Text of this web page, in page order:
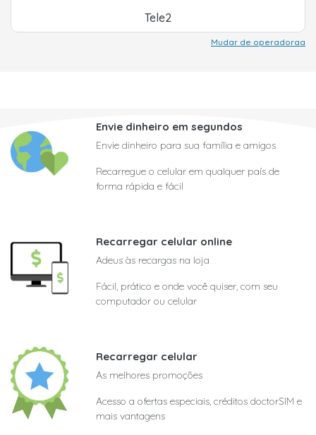
Tele2
Mudar de operadoraa
Envie dinheiro em segundos
Envie dinheiro para sua família e amigos
Recarregue o celular em qualquer país de
forma rápida e fácil
Recarregar celular online
Adeus às recargas na loja
Fácil, prático e onde você quiser, com seu
computador ou celular
Recarregar celular
As melhores promoções
Acesso a ofertas especiais, créditos doctorSIM e
mais vantagens